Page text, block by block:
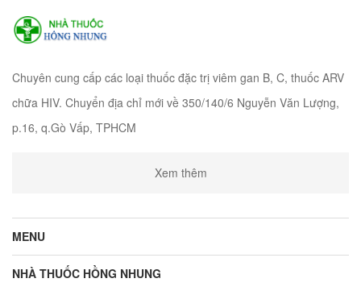
Chuyên cung cấp các loại thuốc đặc trị viêm gan B, C, thuốc ARV
chữa HIV. Chuyển địa chỉ mới về 350/140/6 Nguyễn Văn Lượng,
p.16, q.Gò Vấp, TPHCM
Xem thêm
MENU
NHÀ THUỐC HỒNG NHUNG